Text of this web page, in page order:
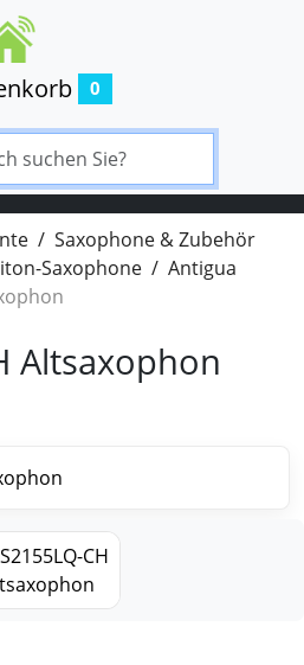
0
Saxophone & Zubehör
Saxophone
Antigua
Altsaxophon